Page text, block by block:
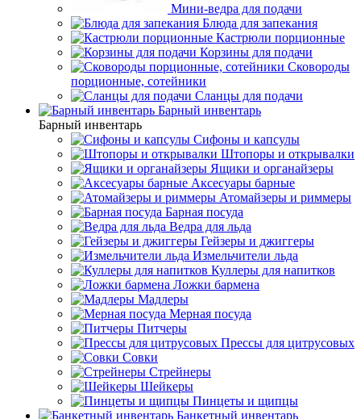
Мини-ведра для подачи
Блюда для запекания
Кастрюли порционные
Корзины для подачи
Сковороды
порционные, сотейники
Сланцы для подачи
Барный инвентарь
Барный инвентарь
Сифоны и капсулы
Штопоры и открывалки
Ящики и органайзеры
Аксесуары барные
Атомайзеры и риммеры
Барная посуда
Ведра для льда
Гейзеры и джиггеры
Измельчители льда
Куллеры для напитков
Ложки бармена
Мадлеры
Мерная посуда
Питчеры
Прессы для цитрусовых
Совки
Стрейнеры
Шейкеры
Пинцеты и щипцы
Банкетный инвентарь